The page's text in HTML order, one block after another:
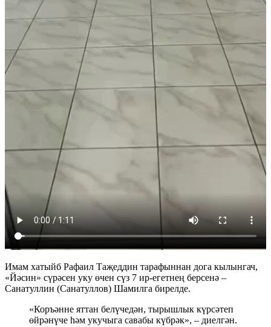
Имам хатыйб Рафаил Таҗеддин тарафыннан дога кылынгач,
«Йәсин» сүрәсен уку өчен сүз 7 ир-егетнең берсенә –
Санатуллин (Санатуллов) Шамилга бирелде.
«Коръәнне яттан белүчедән, тырышлык күрсәтеп
өйрәнүче һәм укучыга савабы күбрәк», – диелгән.